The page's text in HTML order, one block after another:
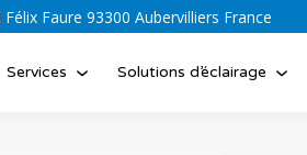
Faure 93300 Aubervilliers France
Services Solutions d’éclairage